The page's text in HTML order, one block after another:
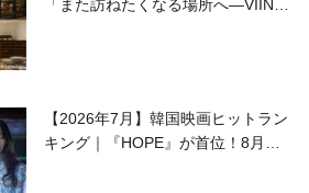
「また訪ねたくなる場所へ―VIIN C
【2026年7月】韓国映画ヒットラン
キング｜『HOPE』が首位！8月公